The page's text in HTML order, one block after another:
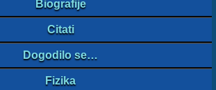
Biografije
Citati
Dogodilo se…
Fizika